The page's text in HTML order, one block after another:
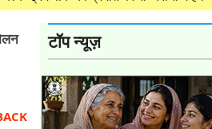
टॉप न्यूज़